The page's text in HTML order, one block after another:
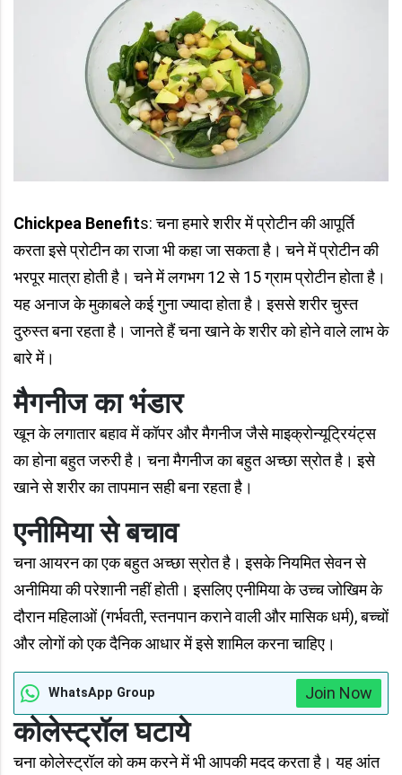
Chickpea Benefits: चना हमारे शरीर में प्रोटीन की आपूर्ति
करता इसे प्रोटीन का राजा भी कहा जा सकता है। चने में प्रोटीन की
भरपूर मात्रा होती है। चने में लगभग 12 से 15 ग्राम प्रोटीन होता है।
यह अनाज के मुकाबले कई गुना ज्यादा होता है। इससे शरीर चुस्त
दुरुस्त बना रहता है। जानते हैं चना खाने के शरीर को होने वाले लाभ के
बारे में।
मैगनीज का भंडार
खून के लगातार बहाव में कॉपर और मैगनीज जैसे माइक्रोन्यूट्रियंट्स
का होना बहुत जरुरी है। चना मैगनीज का बहुत अच्छा स्रोत है। इसे
खाने से शरीर का तापमान सही बना रहता है।
एनीमिया से बचाव
चना आयरन का एक बहुत अच्छा स्रोत है। इसके नियमित सेवन से
अनीमिया की परेशानी नहीं होती। इसलिए एनीमिया के उच्च जोखिम के
दौरान महिलाओं (गर्भवती, स्तनपान कराने वाली और मासिक धर्म), बच्चों
और लोगों को एक दैनिक आधार में इसे शामिल करना चाहिए।
WhatsApp Group Join Now
कोलेस्ट्रॉल घटाये
चना कोलेस्ट्रॉल को कम करने में भी आपकी मदद करता है। यह आंत